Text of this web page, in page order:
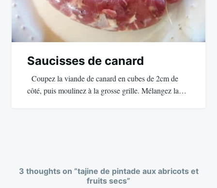
Saucisses de canard
Coupez la viande de canard en cubes de 2cm de
côté, puis moulinez à la grosse grille. Mélangez la…
3 thoughts on “tajine de pintade aux abricots et
fruits secs”